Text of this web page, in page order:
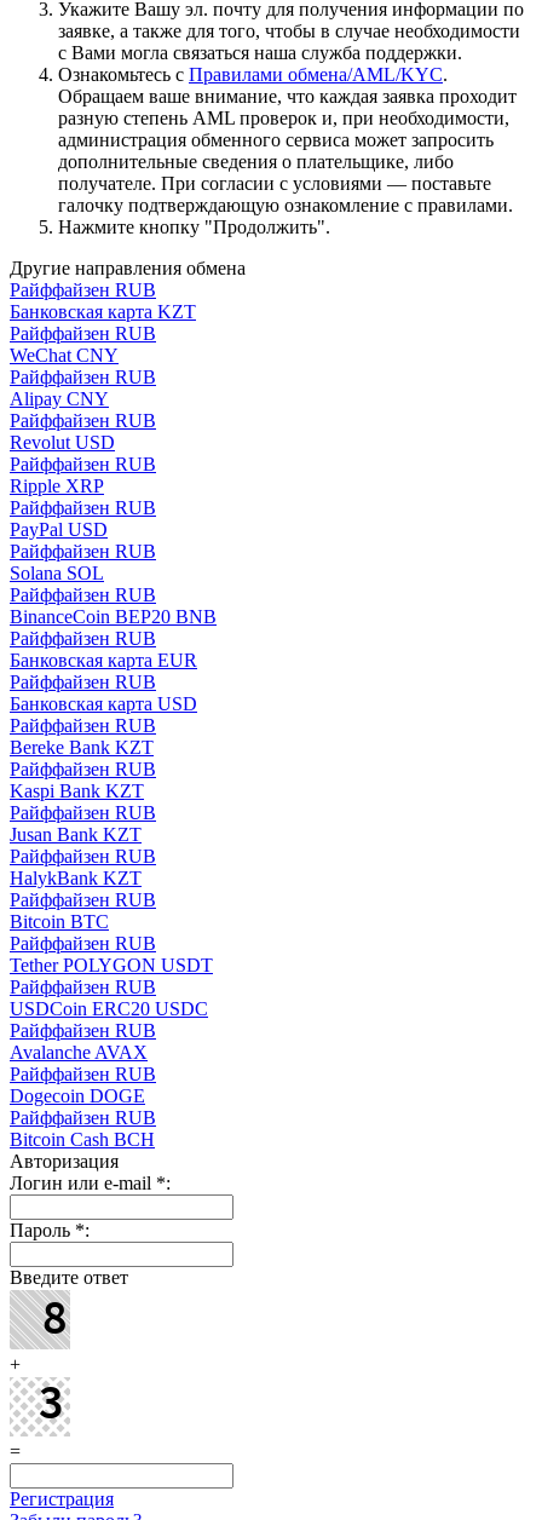
Укажите Вашу эл. почту для получения информации по
заявке, а также для того, чтобы в случае необходимости
с Вами могла связаться наша служба поддержки.
Ознакомьтесь с Правилами обмена/AML/KYC.
Обращаем ваше внимание, что каждая заявка проходит
разную степень AML проверок и, при необходимости,
администрация обменного сервиса может запросить
дополнительные сведения о плательщике, либо
получателе. При согласии с условиями — поставьте
галочку подтверждающую ознакомление с правилами.
Нажмите кнопку "Продолжить".
Другие направления обмена
Райффайзен RUB
Банковская карта KZT
Райффайзен RUB
WeChat CNY
Райффайзен RUB
Alipay CNY
Райффайзен RUB
Revolut USD
Райффайзен RUB
Ripple XRP
Райффайзен RUB
PayPal USD
Райффайзен RUB
Solana SOL
Райффайзен RUB
BinanceCoin BEP20 BNB
Райффайзен RUB
Банковская карта EUR
Райффайзен RUB
Банковская карта USD
Райффайзен RUB
Bereke Bank KZT
Райффайзен RUB
Kaspi Bank KZT
Райффайзен RUB
Jusan Bank KZT
Райффайзен RUB
HalykBank KZT
Райффайзен RUB
Bitcoin BTC
Райффайзен RUB
Tether POLYGON USDT
Райффайзен RUB
USDCoin ERC20 USDC
Райффайзен RUB
Avalanche AVAX
Райффайзен RUB
Dogecoin DOGE
Райффайзен RUB
Bitcoin Cash BCH
Авторизация
Логин или e-mail *:
Пароль *:
Введите ответ
+
=
Регистрация